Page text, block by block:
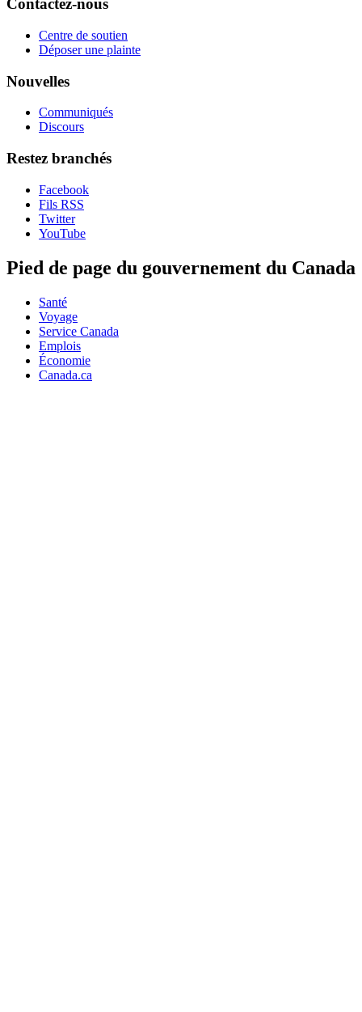
Contactez-nous
Centre de soutien
Déposer une plainte
Nouvelles
Communiqués
Discours
Restez branchés
Facebook
Fils RSS
Twitter
YouTube
Pied de page du gouvernement du Canada
Santé
Voyage
Service Canada
Emplois
Économie
Canada.ca